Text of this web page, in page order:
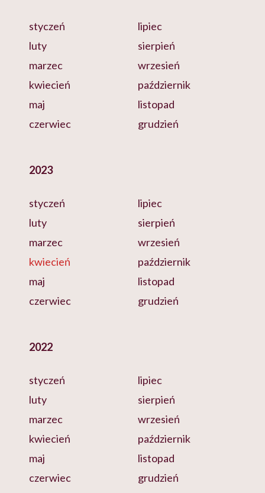
styczeń
luty
marzec
kwiecień
maj
czerwiec
lipiec
sierpień
wrzesień
październik
listopad
grudzień
2023
styczeń
luty
marzec
kwiecień
maj
czerwiec
lipiec
sierpień
wrzesień
październik
listopad
grudzień
2022
styczeń
luty
marzec
kwiecień
maj
czerwiec
lipiec
sierpień
wrzesień
październik
listopad
grudzień